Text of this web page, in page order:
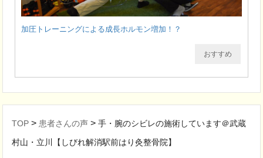
加圧トレーニングによる成長ホルモン増加！？
おすすめ
TOP > 患者さんの声 >手・腕のシビレの施術しています＠武蔵
村山・立川【しびれ解消駅前はり灸整骨院】